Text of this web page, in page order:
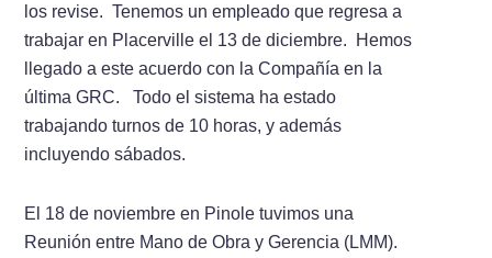
los revise. Tenemos un empleado que regresa a
trabajar en Placerville el 13 de diciembre. Hemos
llegado a este acuerdo con la Compañí­­a en la
última GRC. Todo el sistema ha estado
trabajando turnos de 10 horas, y además
incluyendo sábados.
El 18 de noviembre en Pinole tuvimos una
Reunión entre Mano de Obra y Gerencia (LMM).